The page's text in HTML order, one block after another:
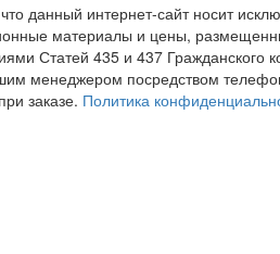
данный интернет-сайт носит
материалы и цены,
Статей 435 и 437 Гражданского
менеджером посредством
заказе. Политика